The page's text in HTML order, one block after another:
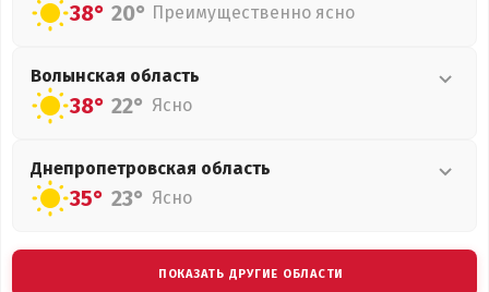
38° 20° Преимущественно ясно
Волынская область
38° 22° Ясно
Днепропетровская область
35° 23° Ясно
ПОКАЗАТЬ ДРУГИЕ ОБЛАСТИ